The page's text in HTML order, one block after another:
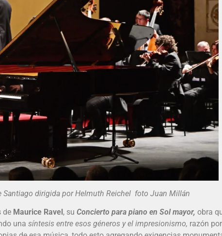
dirigida por Helmuth Reichel foto Juan Millán
de Maurice Ravel, su Concierto para piano en Sol mayor, obra
una síntesis entre esos géneros y el impresionismo, razón